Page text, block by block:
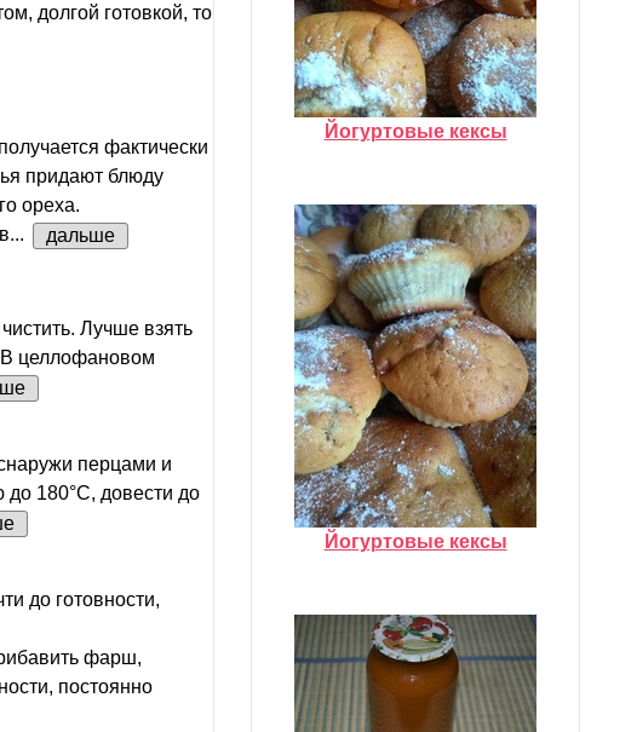
долгой готовкой, то
фактически
придают блюду
ореха.
дальше
Лучше взять
В целлофановом
перцами и
до 180°С, довести до
до готовности,
фарш,
постоянно
Йогуртовые кексы
Йогуртовые кексы